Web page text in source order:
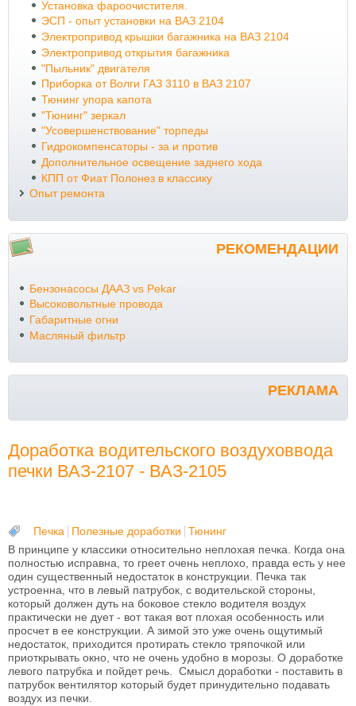
Установка фароочистителя.
ЭСП - опыт установки на ВАЗ 2104
Электропривод крышки багажника на ВАЗ 2104
Электропривод открытия багажника
"Пыльник" двигателя
Приборка от Волги ГАЗ 3110 в ВАЗ 2107
Тюнинг упора капота
"Тюнинг" зеркал
"Усовершенствование" торпеды
Гидрокомпенсаторы - за и против
Дополнительное освещение заднего хода
КПП от Фиат Полонез в классику
Опыт ремонта
РЕКОМЕНДАЦИИ
Бензонасосы ДААЗ vs Pekar
Высоковольтные провода
Габаритные огни
Масляный фильтр
РЕКЛАМА
Доработка водительского воздуховвода
печки ВАЗ-2107 - ВАЗ-2105
Печка Полезные доработки
Тюнинг
В принципе у классики относительно неплохая печка. Когда она
полностью исправна, то греет очень неплохо, правда есть у нее
один существенный недостаток в конструкции. Печка так
устроенна, что в левый патрубок, с водительской стороны,
который должен дуть на боковое стекло водителя воздух
практически не дует - вот такая вот плохая особенность или
просчет в ее конструкции. А зимой это уже очень ощутимый
недостаток, приходится протирать стекло тряпочкой или
приоткрывать окно, что не очень удобно в морозы. О доработке
левого патрубка и пойдет речь. Смысл доработки - поставить в
патрубок вентилятор который будет принудительно подавать
воздух из печки.